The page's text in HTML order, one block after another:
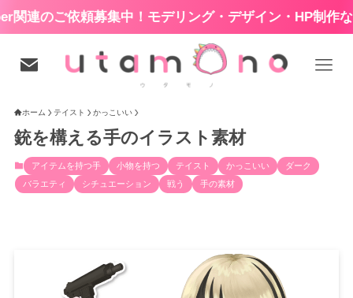
募集中！モデリング・デザイン・HP制作など
ホーム テイスト かっこいい
銃を構える手のイラスト素材
アイテムを持つ手 小物を持つ テイスト かっこいい
ダーク
バラエティ
シチュエーション 戦う 手の素材